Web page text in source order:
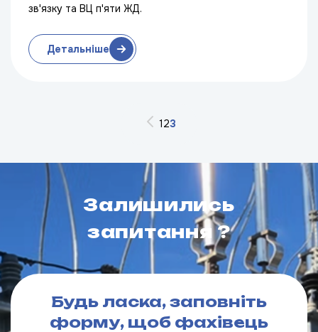
зв'язку та ВЦ п'яти ЖД.
Детальніше
123
Залишились
запитання ?
Будь ласка, заповніть
форму, щоб фахівець